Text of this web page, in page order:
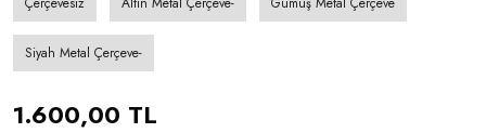
Siyah Metal Çerçeve-
1.600,00 TL